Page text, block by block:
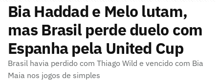
Bia Haddad e Melo lutam,
mas Brasil perde duelo com
Espanha pela United Cup
Brasil havia perdido com Thiago Wild e vencido com Bia
Maia nos jogos de simples